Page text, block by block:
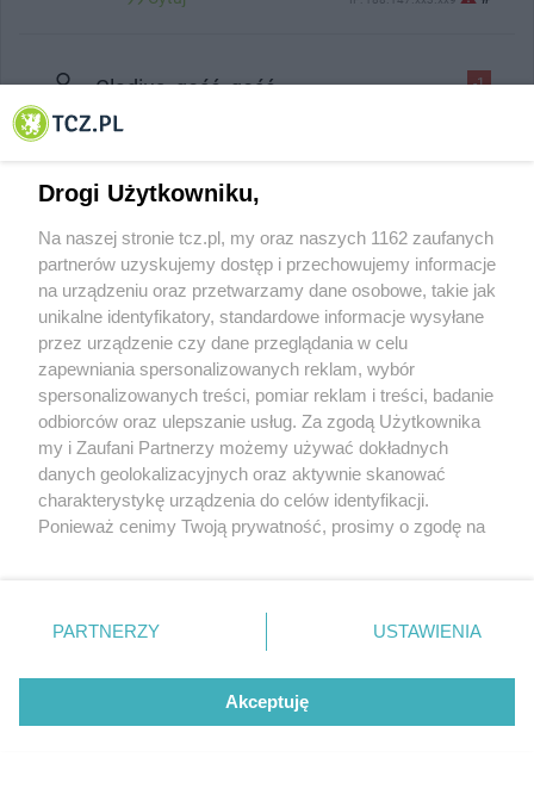
-1
Gladius_gość_gość
Ale po co?
trzeba płacić to most Tczewski. Przeciętny
mostu. Nie dziękuję. Wydajmy te pieniądze w
Tczewie.
Odpowiedz #
+8
m_gość 30.03.2020, 14:09
ten most jest zaniedbany przez wiele lat. 30
lat temu nie nadawal sie do użycia.teraz gdy
był juz riuna to sobie każdy o nim
przypomniał.Wiele lat zaniedbań doprowadzil
do stanu takiego w jakim sie znalazl
Najlepiej most rozebrać bo na remont i tak nie
damy.
Drogi Użytkowniku,
Na naszej stronie tcz.pl, my oraz naszych 1162 zaufanych
partnerów uzyskujemy dostęp i przechowujemy informacje
na urządzeniu oraz przetwarzamy dane osobowe, takie jak
unikalne identyfikatory, standardowe informacje wysyłane
przez urządzenie czy dane przeglądania w celu
zapewniania spersonalizowanych reklam, wybór
spersonalizowanych treści, pomiar reklam i treści, badanie
odbiorców oraz ulepszanie usług. Za zgodą Użytkownika
my i Zaufani Partnerzy możemy używać dokładnych
danych geolokalizacyjnych oraz aktywnie skanować
charakterystykę urządzenia do celów identyfikacji.
Ponieważ cenimy Twoją prywatność, prosimy o zgodę na
znajdujący się w lewym dolnym rogu strony
. Niektóre
przetwarzaniu. Preferencje będą miały zastosowania tylko
PARTNERZY USTAWIENIA
Akceptuję